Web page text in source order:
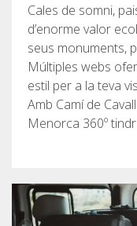
8 ÉTAPES
7 ÉTAPES
6 ÉTAPES
6 ÉTAPES
Cales de somni,
d’enorme valor
seus monuments,
Múltiples webs
estil per a la teva
Amb Camí de
Menorca 360º